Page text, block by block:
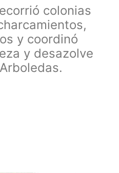
colonias
y coordinó
y desazolve